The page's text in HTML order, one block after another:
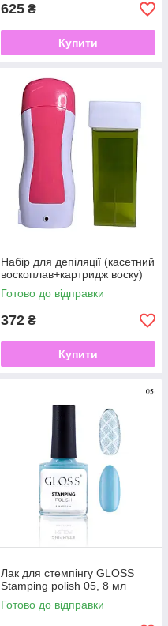
625 ₴
Купити
Набір для депіляції (касетний
воскоплав+картридж воску)
Готово до відправки
372 ₴
Купити
Лак для стемпінгу GLOSS
Stamping polish 05, 8 мл
Готово до відправки